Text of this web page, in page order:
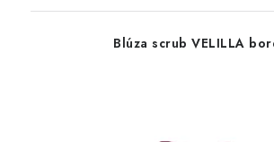
Blúza scrub VELILLA